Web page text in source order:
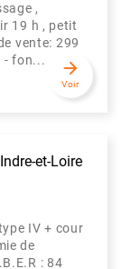
,
19 h , petit
vente: 299
- fon...
arrow_forward
Voir
et-Loire
IV + cour
de
: 84